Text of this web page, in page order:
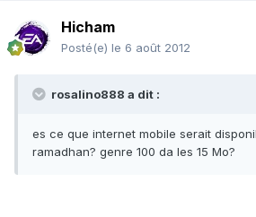
Hicham
Posté(e) le 6 août 2012
rosalino888 a dit :
es ce que internet mobile serait
ramadhan? genre 100 da les 15 Mo?